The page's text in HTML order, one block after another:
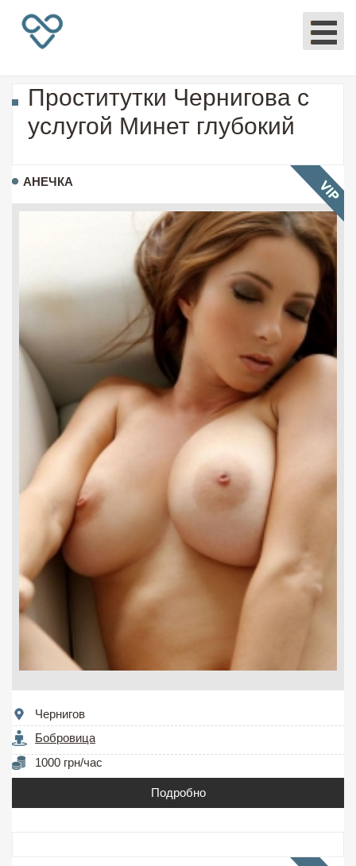
Проститутки Чернигова с
услугой Минет глубокий
АНЕЧКА
Чернигов
Бобровица
1000 грн/час
Подробно